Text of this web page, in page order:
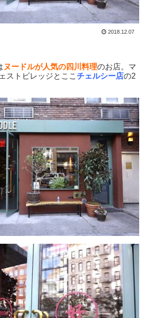
2018.12.07
ヌードルが人気の四川料理のお店。マ
ストビレッジとここ チェルシー店の2